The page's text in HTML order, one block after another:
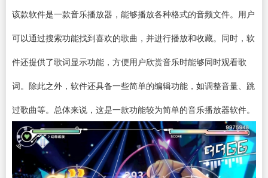
该款软件是一款音乐播放器 ，能够播放各种格式的音频文件。用户
可以通过搜索功能找到喜欢的歌曲，并进行播放和收藏。同时，软
件还提供了歌词显示功能，方便用户欣赏音乐时能够同时观看歌
词。除此之外，软件还具备一些简单的编辑功能，如调整音量、跳
过歌曲等。总体来说，这是一款功能较为简单的音乐播放器软件。